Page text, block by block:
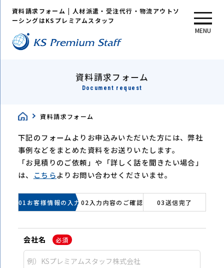
資料請求フォーム | 人材派遣・受注代行・物流アウトソ
ーシングはKSプレミアムスタッフ
MENU
資料請求フォーム
Document request
資料請求フォーム
下記のフォームよりお申込みいただいた方には、弊社
事例などをまとめた資料をお送りいたします。
「お見積りのご依頼」や「詳しく話を聞きたい場合」
は、
こちらよりお問い合わせくださいませ。
01お客様情報の入力 02入力内容のご確認 03送信完了
会社名 必須